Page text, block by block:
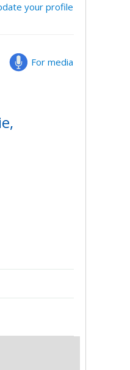
your profile
For media